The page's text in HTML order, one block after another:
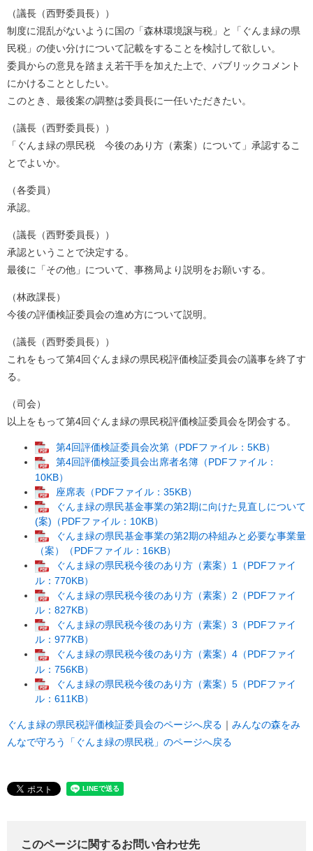
（議長（西野委員長））
制度に混乱がないように国の「森林環境譲与税」と「ぐんま緑の県
民税」の使い分けについて記載をすることを検討して欲しい。
委員からの意見を踏まえ若干手を加えた上で、パブリックコメント
にかけることとしたい。
このとき、最後案の調整は委員長に一任いただきたい。
（議長（西野委員長））
「ぐんま緑の県民税 今後のあり方（素案）について」承認するこ
とでよいか。
（各委員）
承認。
（議長（西野委員長））
承認ということで決定する。
最後に「その他」について、事務局より説明をお願いする。
（林政課長）
今後の評価検証委員会の進め方について説明。
（議長（西野委員長））
これをもって第4回ぐんま緑の県民税評価検証委員会の議事を終了す
る。
（司会）
以上をもって第4回ぐんま緑の県民税評価検証委員会を閉会する。
第4回評価検証委員会次第（PDFファイル：5KB）
第4回評価検証委員会出席者名簿（PDFファイル：
10KB）
座席表（PDFファイル：35KB）
ぐんま緑の県民基金事業の第2期に向けた見直しについて
(案)（PDFファイル：10KB）
ぐんま緑の県民基金事業の第2期の枠組みと必要な事業量
（案）（PDFファイル：16KB）
ぐんま緑の県民税今後のあり方（素案）1（PDFファイ
ル：770KB）
ぐんま緑の県民税今後のあり方（素案）2（PDFファイ
ル：827KB）
ぐんま緑の県民税今後のあり方（素案）3（PDFファイ
ル：977KB）
ぐんま緑の県民税今後のあり方（素案）4（PDFファイ
ル：756KB）
ぐんま緑の県民税今後のあり方（素案）5（PDFファイ
ル：611KB）
ぐんま緑の県民税評価検証委員会のページへ戻る ｜ みんなの森をみ
んなで守ろう「ぐんま緑の県民税」のページへ戻る
このページに関するお問い合わせ先